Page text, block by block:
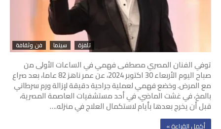
تلفزة سينما فن وثقافة
توفي الفنان المصري مصطفى فهمي في الساعات الأولى من
صباح اليوم الأربعاء 30 اكتوبر 2024، عن عمر ناهز 82 عاما، بعد صراع
مع المرض. وخضع فهمي لعملية جراحية دقيقة لإزالة ورم سرطاني
بالمخ، في غشت الماضي، في أحد مستشفيات العاصمة المصرية،
قبل أن يخرج بعدها بأيام لاستكمال العلاج في منزله.…
‫أكمل القراءة »‬